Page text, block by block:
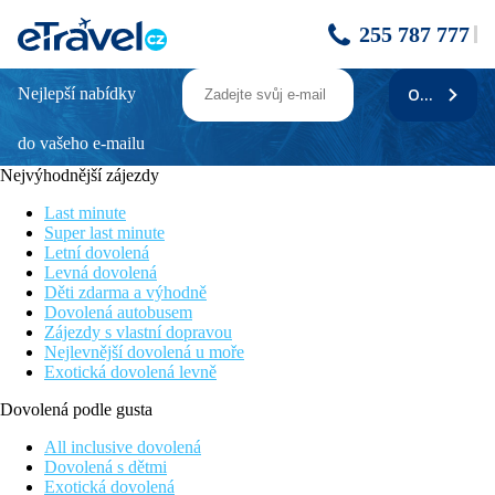
255 787 777
IONIKOS
Poloha
Hotel s příjemnou rodinnou atmosférou a krásným
panoramatickým výhledem na ostrůvek Kastri. Malé středisko
Kefalos cca 3 km.
Vybavení
Recepce s TV koutem, bar, restaurace, venkovní restaurace,
snack bar u bazénu. V udržované zahradě bazén s oddělenou
dětskou částí. Terasa na slunění s lehátky a slunečníky zdarma.
Pokoje
Dvoulůžkový pokoj/třílůžkový pokoj:
klimatizace za poplatek, trezor za poplatek, lednička, balkon
nebo terasa (třílůžkový pokoj= dvoulůžkový pokoj s přistýlkou).
Pláž
Nejlepší nabídky
do vašeho e-mailu
ODEBÍRAT
Nejvýhodnější zájezdy
Last minute
Super last minute
Letní dovolená
Levná dovolená
Děti zdarma a výhodně
Dovolená autobusem
Zájezdy s vlastní dopravou
Nejlevnější dovolená u moře
Exotická dovolená levně
Dovolená podle gusta
All inclusive dovolená
Dovolená s dětmi
Exotická dovolená